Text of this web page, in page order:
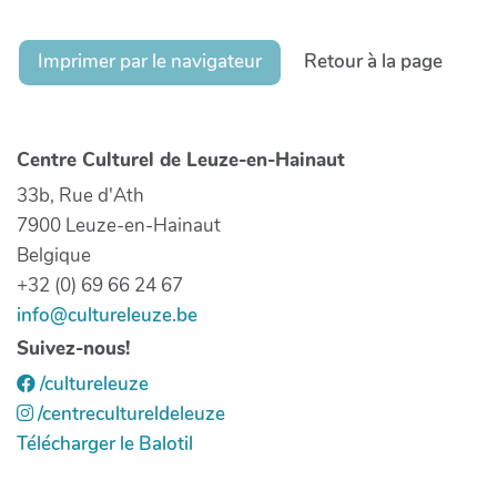
Imprimer par le navigateur Retour à la page
Centre Culturel de Leuze-en-Hainaut
33b, Rue d'Ath
7900 Leuze-en-Hainaut
Belgique
+32 (0) 69 66 24 67
info@cultureleuze.be
Suivez-nous!
/cultureleuze
/centrecultureldeleuze
Télécharger le Balotil